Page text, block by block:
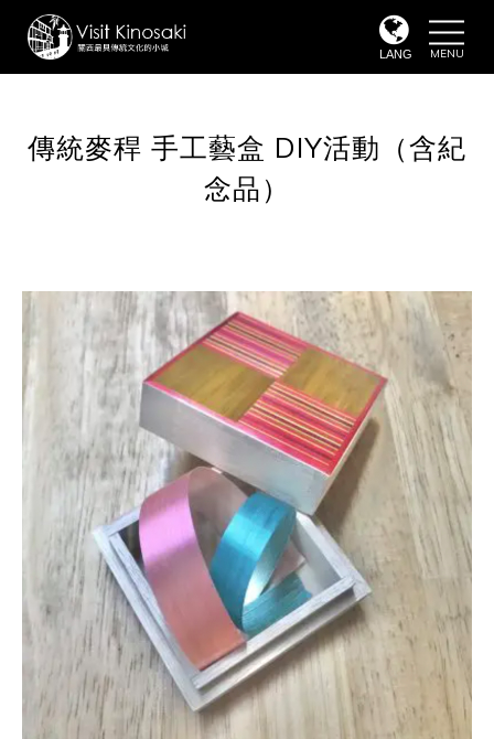
LANG
toggle
傳統麥稈 手工藝盒 DIY活動（含紀
念品）